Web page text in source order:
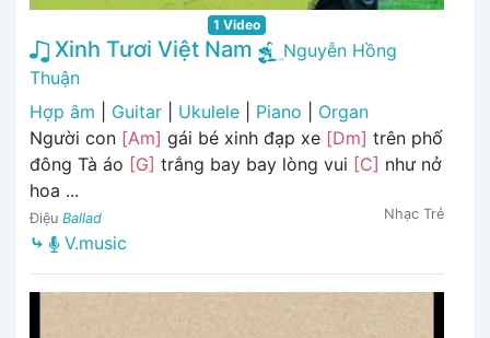
1 Video
Xinh Tươi Việt Nam
Nguyễn Hồng
Thuận
Hợp âm
Guitar Ukulele Piano
Organ
Người con [Am] gái bé xinh đạp xe [Dm] trên phố
đông Tà áo [G] trắng bay bay lòng vui [C] như nở
hoa ...
Điệu Ballad Nhạc Trẻ
⤷ V.music